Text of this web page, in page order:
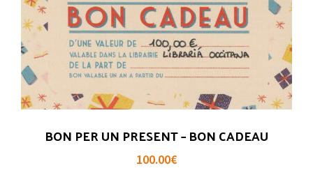
BON PER UN PRESENT – BON CADEAU
100.00€